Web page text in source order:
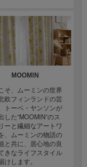
MOOMIN
そ、ムーミンの世界
欧フィンランドの芸
トーベ・ヤンソンが
した”MOOMIN”のス
ーと繊細なアートワ
、ムーミンの物語の
と共に、居心地の良
きなライフスタイル
けします。